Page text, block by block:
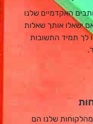
האקדמיים שלנו
ישאלו אותך שאלות
לך תמיד התשובות
בכך ש80 אחוז מהלקוחות שלנו הם